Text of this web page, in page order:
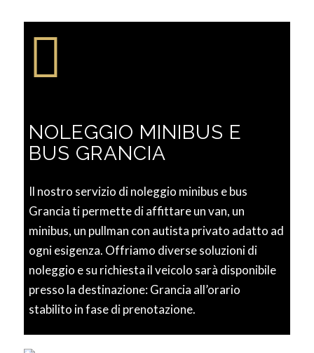
NOLEGGIO MINIBUS E
BUS GRANCIA
Il nostro servizio di noleggio minibus e bus
Grancia ti permette di affittare un van, un
minibus, un pullman con autista privato adatto ad
ogni esigenza. Offriamo diverse soluzioni di
noleggio e su richiesta il veicolo sarà disponibile
presso la destinazione: Grancia all’orario
stabilito in fase di prenotazione.